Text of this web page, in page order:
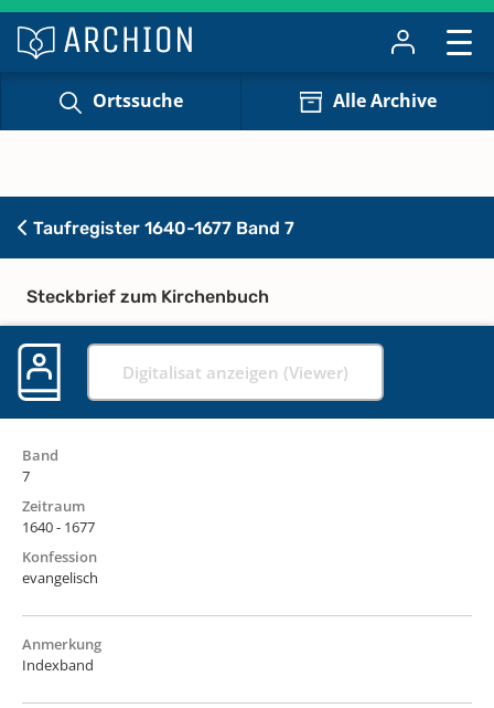
Ortssuche Alle Archive
Taufregister 1640-1677 Band 7
Steckbrief zum Kirchenbuch
Digitalisat anzeigen (Viewer)
Band
7
Zeitraum
1640 - 1677
Konfession
evangelisch
Anmerkung
Indexband